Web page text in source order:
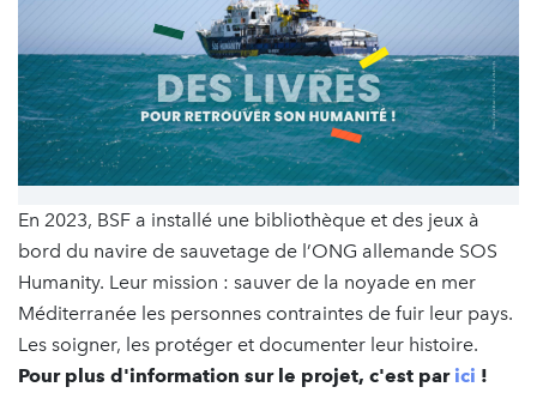
En 2023, BSF a installé une bibliothèque et des jeux à
bord du navire de sauvetage de l’ONG allemande SOS
Humanity. Leur mission : sauver de la noyade en mer
Méditerranée les personnes contraintes de fuir leur pays.
Les soigner, les protéger et documenter leur histoire.
Pour plus d'information sur le projet, c'est par ici !